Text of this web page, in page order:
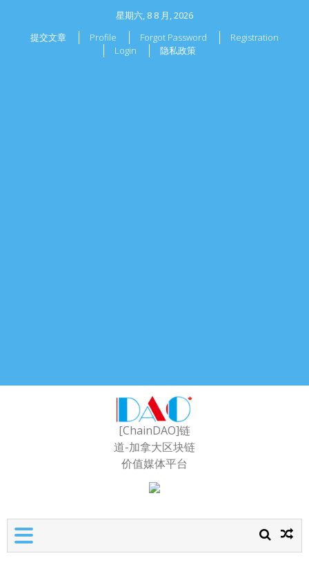
星期六, 8 8 月, 2026
提交文章
Profile Forgot Password
Registration
Login
隐私政策
[ChainDAO]链
道-加拿大区块链
价值媒体平台